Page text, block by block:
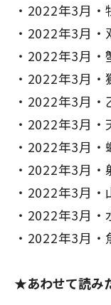
2022年3月・
2022年3月・
2022年3月・
2022年3月・
2022年3月・
2022年3月・
2022年3月・
2022年3月・
2022年3月・
2022年3月・
2022年3月・
★あわせて読み